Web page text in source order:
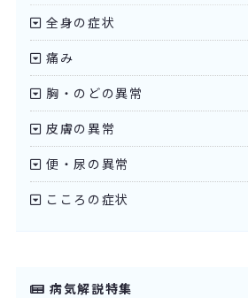
全身の症状
痛み
胸・のどの異常
皮膚の異常
便・尿の異常
こころの症状
病気解説特集